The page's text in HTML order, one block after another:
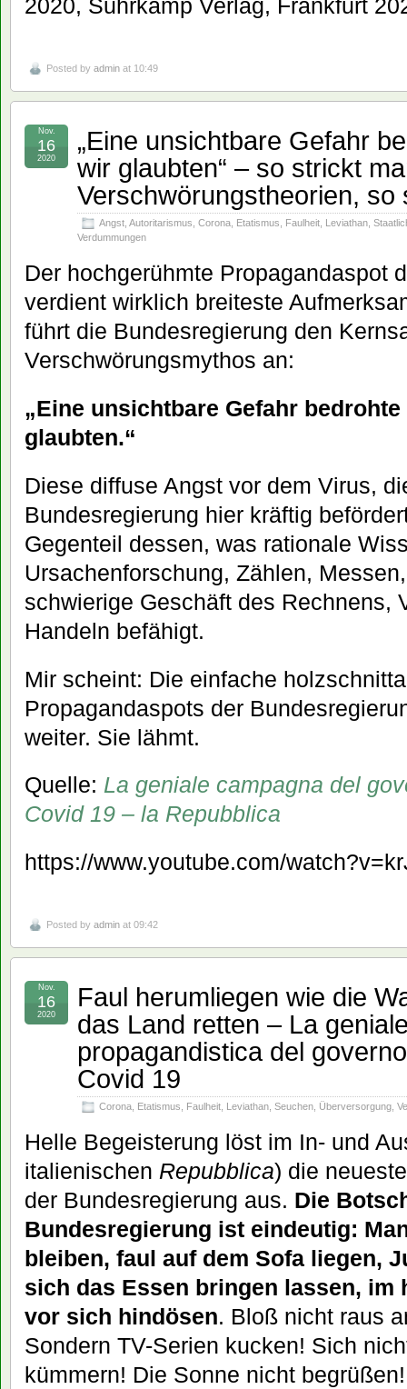
2020, Suhrkamp Verlag, Frankfurt
Posted by admin at 10:49
„Eine unsichtbare Gefahr
wir glaubten“ – so strickt
Verschwörungstheorien, so
Angst Autoritarismus Corona Etatismus Faulheit Leviathan
Verdummungen
Nov.
16
2020
Der hochgerühmte Propagandaspot
verdient wirklich breiteste
führt die Bundesregierung den
Verschwörungsmythos an:
„Eine unsichtbare Gefahr
glaubten.“
Diese diffuse Angst vor dem Virus,
Bundesregierung hier kräftig
Gegenteil dessen, was rationale
Ursachenforschung, Zählen,
schwierige Geschäft des Rechnens,
Handeln befähigt.
Mir scheint: Die einfache
Propagandaspots der
weiter. Sie lähmt.
Quelle: La geniale campagna del
Covid 19 – la Repubblica
https://www.youtube.com/
Posted by admin at 09:42
Faul herumliegen wie die
das Land retten – La
propagandistica del
Covid 19
Corona Etatismus Faulheit Leviathan Seuchen Überversorgung
Nov.
16
2020
Helle Begeisterung löst im In- und
italienischen Repubblica) die
der Bundesregierung aus. Die
Bundesregierung ist eindeutig:
bleiben, faul auf dem Sofa liegen,
sich das Essen bringen lassen, im
vor sich hindösen. Bloß nicht raus
Sondern TV-Serien kucken! Sich
kümmern! Die Sonne nicht